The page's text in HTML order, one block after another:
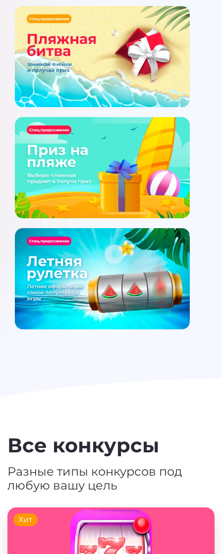
Все конкурсы
Разные типы конкурсов под
любую вашу цель
Хит